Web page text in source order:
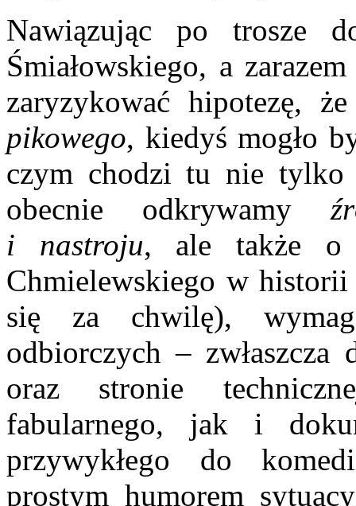
Nawiązując po trosze
Śmiałowskiego, a
zaryzykować hipotezę,
pikowego, kiedyś mogło
czym chodzi tu nie tylko
obecnie odkrywamy
i nastroju, ale także o
Chmielewskiego w
się za chwilę),
odbiorczych –
oraz stronie
fabularnego, jak i
przywykłego do
prostym humorem